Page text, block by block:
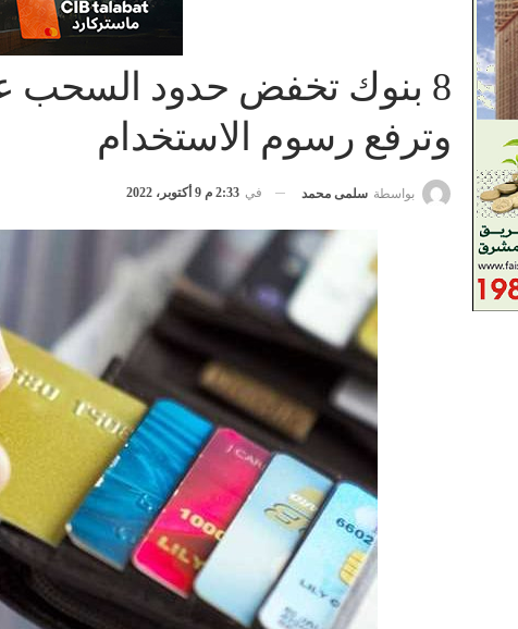
8 بنوك تخفض حدود السحب
وترفع رسوم الاستخدام
بواسطة سلمى محمد في 2:33 م 9 أكتوبر، 2022